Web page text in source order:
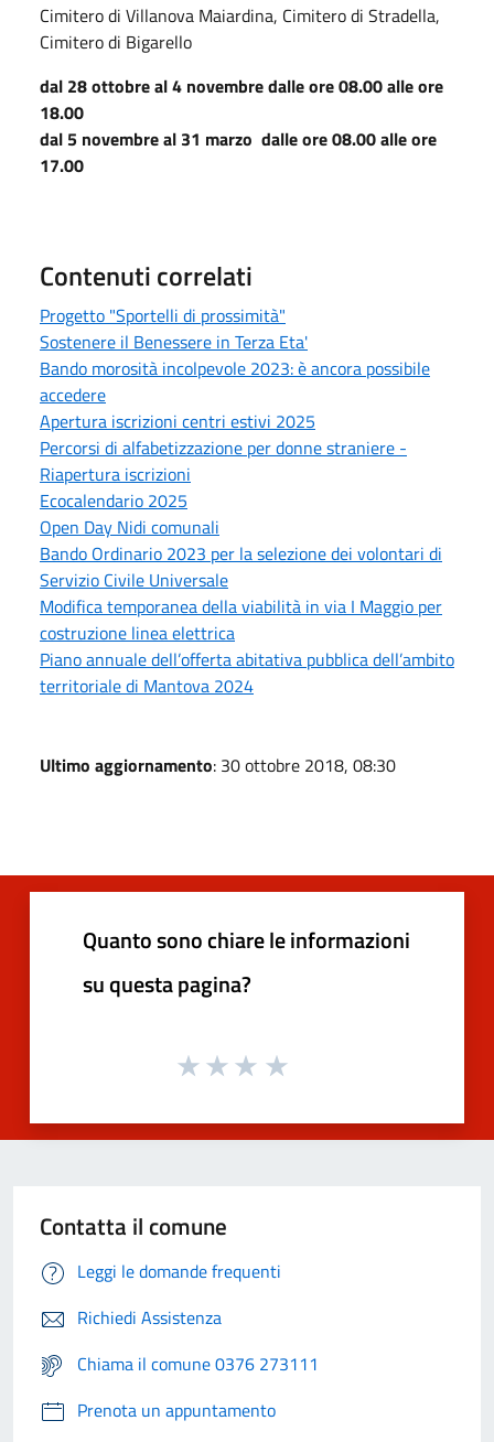
Cimitero di Villanova Maiardina, Cimitero di Stradella,
Cimitero di Bigarello
dal 28 ottobre al 4 novembre dalle ore 08.00 alle ore
18.00
dal 5 novembre al 31 marzo dalle ore 08.00 alle ore
17.00
Contenuti correlati
Progetto "Sportelli di prossimità"
Sostenere il Benessere in Terza Eta'
Bando morosità incolpevole 2023: è ancora possibile
accedere
Apertura iscrizioni centri estivi 2025
Percorsi di alfabetizzazione per donne straniere -
Riapertura iscrizioni
Ecocalendario 2025
Open Day Nidi comunali
Bando Ordinario 2023 per la selezione dei volontari di
Servizio Civile Universale
Modifica temporanea della viabilità in via I Maggio per
costruzione linea elettrica
Piano annuale dell’offerta abitativa pubblica dell’ambito
territoriale di Mantova 2024
Ultimo aggiornamento: 30 ottobre 2018, 08:30
Quanto sono chiare le informazioni
su questa pagina?
Contatta il comune
Leggi le domande frequenti
Richiedi Assistenza
Chiama il comune 0376 273111
Prenota un appuntamento